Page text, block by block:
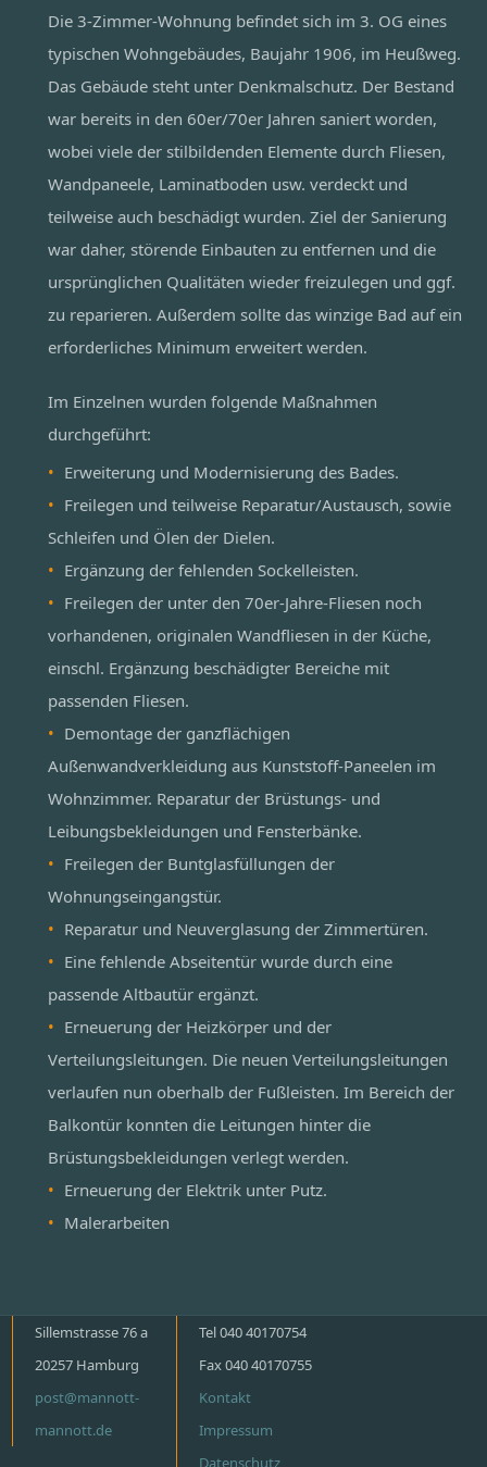
Die 3-Zimmer-Wohnung befindet sich im 3. OG eines
typischen Wohngebäudes, Baujahr 1906, im Heußweg.
Das Gebäude steht unter Denkmalschutz. Der Bestand
war bereits in den 60er/70er Jahren saniert worden,
wobei viele der stilbildenden Elemente durch Fliesen,
Wandpaneele, Laminatboden usw. verdeckt und
teilweise auch beschädigt wurden. Ziel der Sanierung
war daher, störende Einbauten zu entfernen und die
ursprünglichen Qualitäten wieder freizulegen und ggf.
zu reparieren. Außerdem sollte das winzige Bad auf ein
erforderliches Minimum erweitert werden.
Im Einzelnen wurden folgende Maßnahmen
durchgeführt:
Erweiterung und Modernisierung des Bades.
Freilegen und teilweise Reparatur/Austausch, sowie
Schleifen und Ölen der Dielen.
Ergänzung der fehlenden Sockelleisten.
Freilegen der unter den 70er-Jahre-Fliesen noch
vorhandenen, originalen Wandfliesen in der Küche,
einschl. Ergänzung beschädigter Bereiche mit
passenden Fliesen.
Demontage der ganzflächigen
Außenwandverkleidung aus Kunststoff-Paneelen im
Wohnzimmer. Reparatur der Brüstungs- und
Leibungsbekleidungen und Fensterbänke.
Freilegen der Buntglasfüllungen der
Wohnungseingangstür.
Reparatur und Neuverglasung der Zimmertüren.
Eine fehlende Abseitentür wurde durch eine
passende Altbautür ergänzt.
Erneuerung der Heizkörper und der
Verteilungsleitungen. Die neuen Verteilungsleitungen
verlaufen nun oberhalb der Fußleisten. Im Bereich der
Balkontür konnten die Leitungen hinter die
Brüstungsbekleidungen verlegt werden.
Erneuerung der Elektrik unter Putz.
Malerarbeiten
Sillemstrasse 76 a
20257 Hamburg
post@mannott-
mannott.de
Tel 040 40170754
Fax 040 40170755
Kontakt
Impressum
Datenschutz